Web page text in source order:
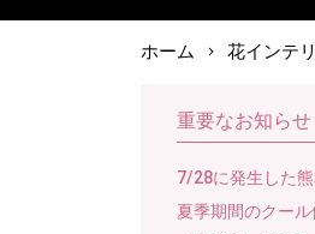
ホーム 花インテ
重要なお知らせ
7/28に発生した
夏季期間のクー